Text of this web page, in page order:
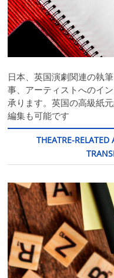
日本、英国演劇関連の執
事、アーティストへのイ
承ります。英国の高級紙
編集も可能です
THEATRE-